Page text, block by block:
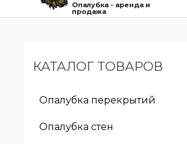
Опалубка - аренда и
продажа
КАТАЛОГ ТОВАРОВ
Опалубка перекрытий
Опалубка стен